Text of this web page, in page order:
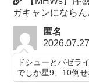
ガキャンになら
匿名
2026.07.27
ドシューとバゼラ
でしか星9、10倒